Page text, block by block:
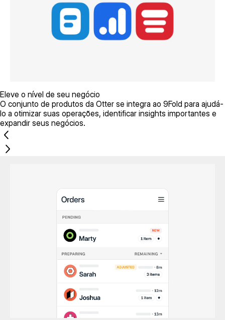
Eleve o nível de seu negócio
O conjunto de produtos da Otter se integra ao 9Fold para ajudá-
lo a otimizar suas operações, identificar insights importantes e
expandir seus negócios.